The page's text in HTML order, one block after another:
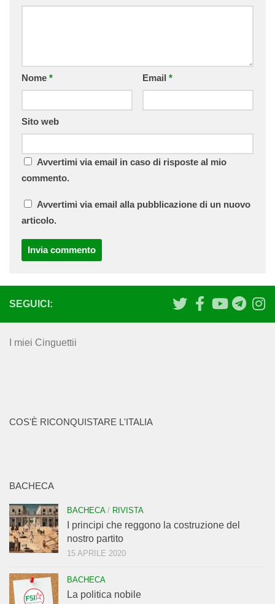
Nome * Email *
Sito web
Avvertimi via email in caso di risposte al mio
commento.
Avvertimi via email alla pubblicazione di un nuovo
articolo.
SEGUICI:
I miei Cinguettii
COS'È RICONQUISTARE L'ITALIA
BACHECA
BACHECA/ RIVISTA
I principi che reggono la costruzione del
nostro partito
15 APRILE 2020
BACHECA
La politica nobile